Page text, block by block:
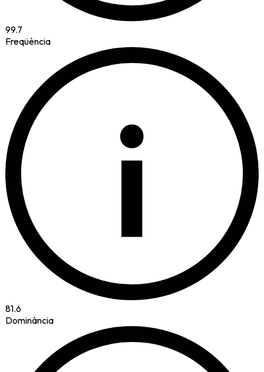
99.7
Freqüència
i
81.6
Dominància